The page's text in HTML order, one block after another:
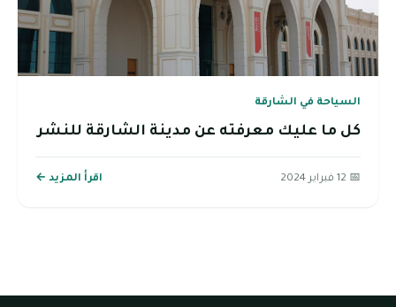
السياحة في الشارقة
كل ما عليك معرفته عن مدينة الشارقة للنشر
📅 12 فبراير 2024 اقرأ المزيد ←